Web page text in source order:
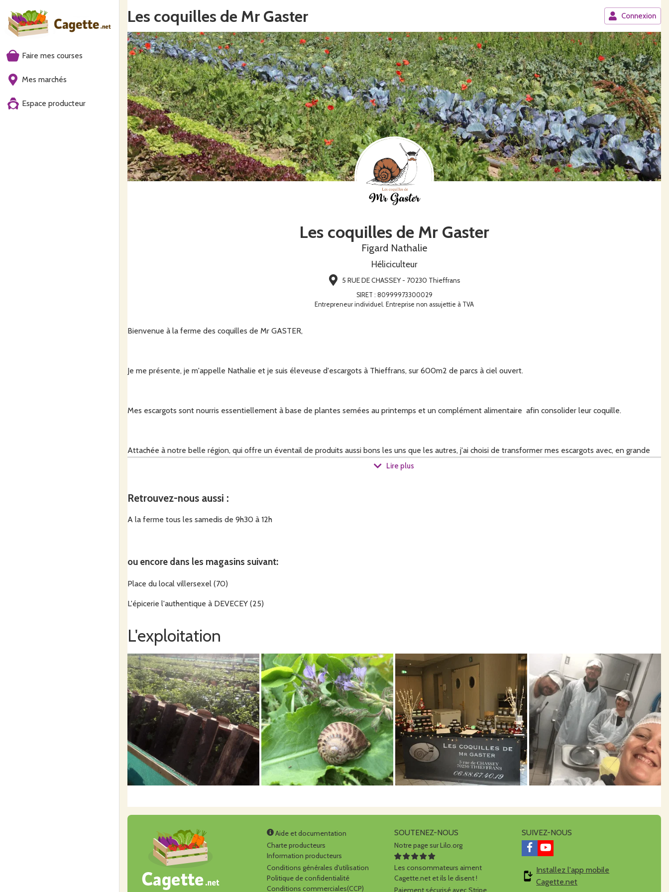
Faire mes courses
Mes marchés
Espace producteur
Les coquilles de Mr Gaster Connexion
Les coquilles de Mr Gaster
Figard Nathalie
Héliciculteur
5 RUE DE CHASSEY - 70230 Thieffrans
SIRET : 80999973300029
Entrepreneur individuel. Entreprise non assujettie à TVA
Bienvenue à la ferme des coquilles de Mr GASTER,
Je me présente, je m'appelle Nathalie et je suis éleveuse d'escargots à Thieffrans, sur 600m2 de parcs à ciel ouvert.
Mes escargots sont nourris essentiellement à base de plantes semées au printemps et un complément alimentaire afin consolider leur coquille.
Attachée à notre belle région, qui offre un éventail de produits aussi bons les uns que les autres, j'ai choisi de transformer mes escargots avec, en grande
majorité, des matières premières issus de notre terroir (beurre de la fruitière de Passavant, fromages et légumes issus majoritairement de producteurs
Des visites à la ferme peuvent s'effectuer du 1er juin au 15 septembre, sur réservation au 06.88.67.40.19.
Lire plus
Retrouvez-nous aussi :
A la ferme tous les samedis de 9h30 à 12h
ou encore dans les magasins suivant:
Place du local villersexel (70)
L'épicerie l'authentique à DEVECEY (25)
L'exploitation
Aide et documentation
Charte producteurs
Information producteurs
Conditions générales d'utilisation
Politique de confidentialité
Conditions commerciales(CCP)
SOUTENEZ-NOUS
Notre page sur Lilo.org
Les consommateurs aiment
Cagette.net et ils le disent !
Paiement sécurisé avec Stripe
SUIVEZ-NOUS
Installez l'app mobile
Cagette.net